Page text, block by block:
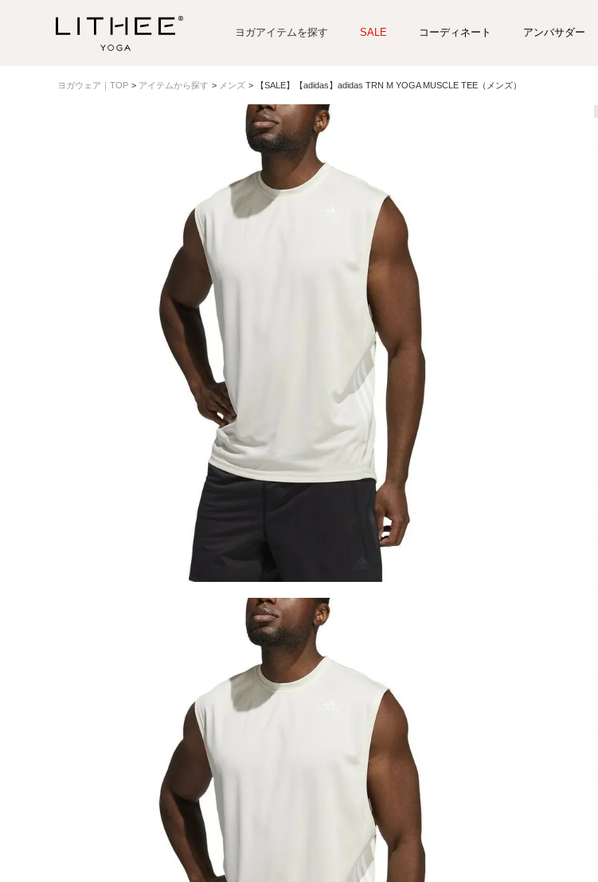
ヨガアイテムを探す SALE コーディネート アンバサダー
ヨガウェア｜TOP アイテムから探す メンズ 【SALE】【adidas】adidas TRN M YOGA MUSCLE TEE（メンズ）